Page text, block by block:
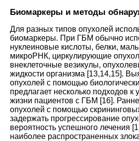
Биомаркеры и методы
Для разных типов опухолей
биомаркеры. При ГБМ обычно
нуклеиновые кислоты, белки,
микроРНК, циркулирующие
внеклеточные везикулы,
жидкости организма [13,14,15].
опухолей с помощью
предлагает несколько подходов к
жизни пациентов с ГБМ [16].
опухолей с помощью
задержать прогрессирование
вероятность успешного лечения [
наиболее распространенных